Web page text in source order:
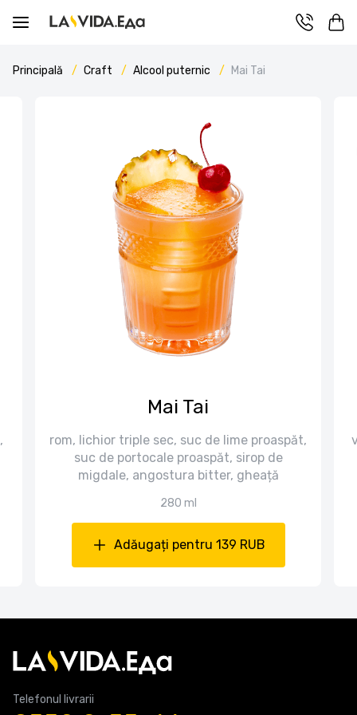
Principală Craft Alcool puternic Mai Tai
Mai Tai
rom, lichior triple sec, suc de lime proaspăt,
suc de portocale proaspăt, sirop de
migdale, angostura bitter, gheață
280 ml
Adăugați pentru 139 RUB
Telefonul livrarii